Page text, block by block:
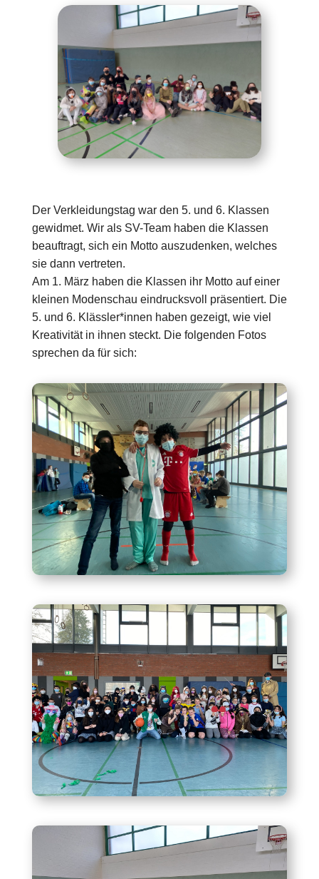
Der Verkleidungstag war den 5. und 6. Klassen
gewidmet. Wir als SV-Team haben die Klassen
beauftragt, sich ein Motto auszudenken, welches
sie dann vertreten.
Am 1. März haben die Klassen ihr Motto auf einer
kleinen Modenschau eindrucksvoll präsentiert. Die
5. und 6. Klässler*innen haben gezeigt, wie viel
Kreativität in ihnen steckt. Die folgenden Fotos
sprechen da für sich: